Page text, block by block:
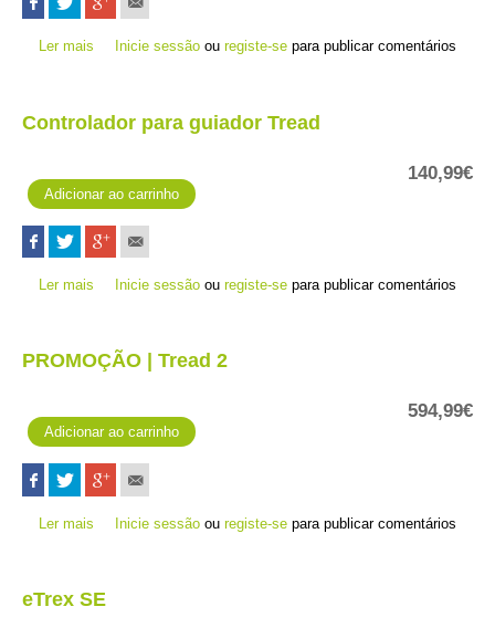
Ler mais acerca de Montana 710
Inicie sessão ouregiste-se para publicar comentários
Controlador para guiador Tread
140,99€
Ler mais acerca de Controlador para guiador Tread
Inicie sessão ouregiste-se para publicar comentários
PROMOÇÃO | Tread 2
594,99€
Ler mais acerca de PROMOÇÃO | Tread 2
Inicie sessão ouregiste-se para publicar comentários
eTrex SE